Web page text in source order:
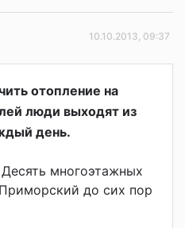
10.10.2013, 09:37
отопление на
люди выходят из
день.